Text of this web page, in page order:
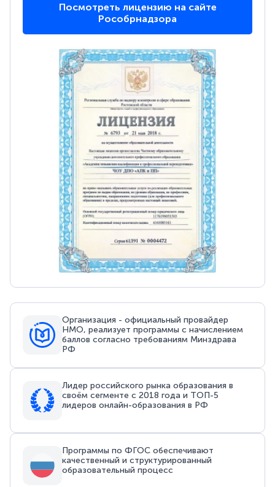
Посмотреть лицензию на сайте
Рособрнадзора
Организация - официальный провайдер
НМО, реализует программы с начислением
баллов согласно требованиям Минздрава
РФ
Лидер российского рынка образования в
своём сегменте с 2018 года и ТОП-5
лидеров онлайн-образования в РФ
Программы по ФГОС обеспечивают
качественный и структурированный
образовательный процесс